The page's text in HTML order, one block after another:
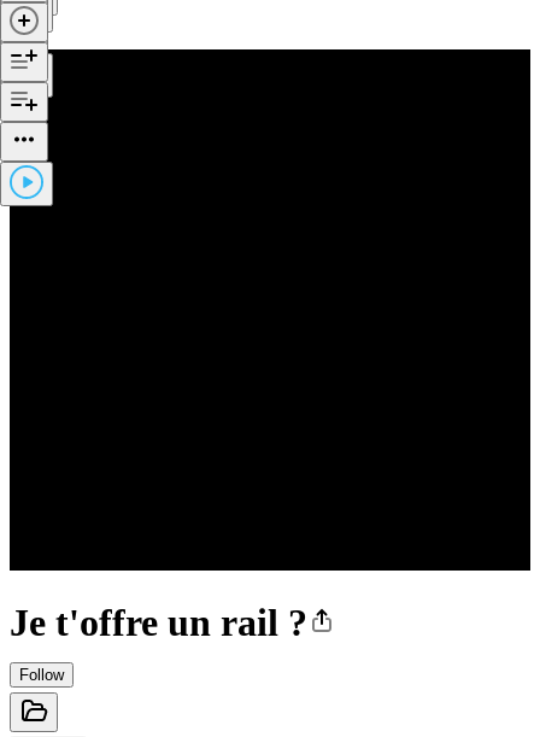
Je t'offre un rail ?
Follow